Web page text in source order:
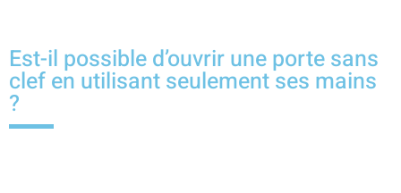
Est-il possible d’ouvrir une porte sans
clef en utilisant seulement ses mains
?